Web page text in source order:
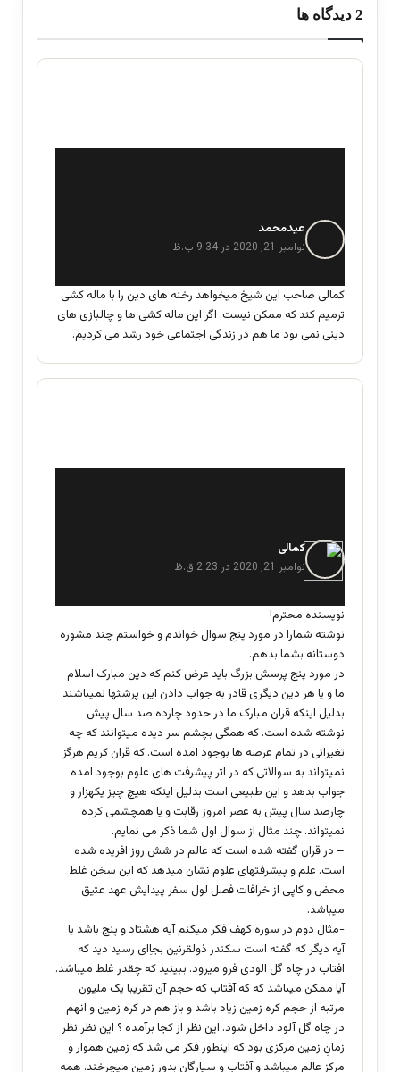
‫2 دیدگاه ها
عیدمحمد
ف
:
نوامبر 21, 2020 در 9:34 ب.ظ
کمالی صاحب این شیخ میخواهد رخنه های دین را با ماله کشی
ترمیم کند که ممکن نیست. اگر این ماله کشی ها و چالبازی های
دینی نمی بود ما هم در زندگی اجتماعی خود رشد می کردیم.
کمالی
ف
:
نوامبر 21, 2020 در 2:23 ق.ظ
نویسنده محترم!
نوشته شمارا در مورد پنج سوال خواندم و خواستم چند مشوره
دوستانه بشما بدهم.
در مورد پنج پرسش بزرگ باید عرض کنم که دین مبارک اسلام
ما و یا هر دین دیگری قادر به جواب دادن این پرشثها نمیباشند
بدلیل اینکه قران مبارک ما در حدود چارده صد سال پیش
نوشته شده است. که همگی بچشم سر دیده میتوانند که چه
تغیراتی در تمام عرصه ها بوجود امده است. که قران کریم هرگز
نمیتواند به سوالاتی که در اثر پیشرفت های علوم بوجود امده
جواب بدهد و این طبیعی است بدلیل اینکه هیچ چیز یکهزار و
چارصد سال پیش به عصر امروز رقابت و یا همچشمی کرده
نمیتواند. چند مثال از سوال اول شما ذکر می نمایم.
– در قران گفته شده است که عالم در شش روز افریده شده
است. علم و پیشرفتهای علوم نشان میدهد که این سخن غلط
محض و کاپی از خرافات فصل لول سفر پیدایش عهد عتیق
میباشد.
-مثال دوم در سوره کهف فکر میکنم آیه هشتاد و پنج باشد یا
آیه دیگر که گفته است سکندر ذولقرنین بجاِای رسید دید که
افتاب در چاه گل الودی فرو میرود. ببینید که چقدر غلط میباشد.
آیا ممکن میباشد که که آفتاب که حجم آن تقریبا یک ملیون
مرتبه از حجم کره زمین زیاد باشد و باز هم در کره زمین و انهم
در چاه گل آلود داخل شود. این نظر از کجا برآمده ؟ این نظر نظر
زمانِ زمین مرکزی بود که اینطور فکر می شد که زمین هموار و
مرکز عالم میباشد و آفتاب و سیارگان بدور زمین میچرخند. همه